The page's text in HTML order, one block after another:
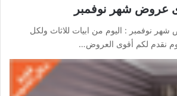
عروض شهر نوفمبر
شهر نوفمبر : اليوم من ابيات للاثاث ولكل
نقدم لكم أقوى العروض…